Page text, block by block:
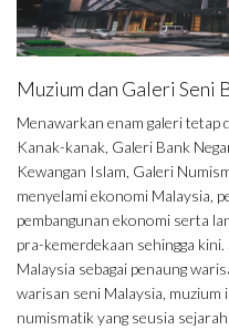
Muzium dan Galeri Seni
Menawarkan enam galeri tetap
Kanak-kanak, Galeri Bank
Kewangan Islam, Galeri
menyelami ekonomi Malaysia,
pembangunan ekonomi serta
pra-kemerdekaan sehingga
Malaysia sebagai penaung
warisan seni Malaysia, muzium
numismatik yang seusia